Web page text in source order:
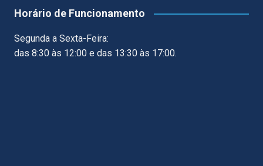
Horário de Funcionamento
Segunda a Sexta-Feira:
das 8:30 às 12:00 e das 13:30 às 17:00.